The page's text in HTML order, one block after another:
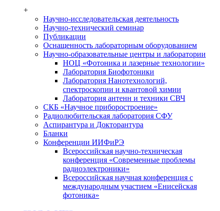
+
Научно-исследовательская деятельность
Научно-технический семинар
Публикации
Оснащенность лабораторным оборудованием
Научно-образовательные центры и лаборатории
НОЦ «Фотоника и лазерные технологии»
Лаборатория Биофотоники
Лаборатория Нанотехнологий,
спектроскопии и квантовой химии
Лаборатория антенн и техники СВЧ
СКБ «Научное приборостроение»
Радиолюбительская лаборатория СФУ
Аспирантура и Докторантура
Бланки
Конференции ИИФиРЭ
Всероссийская научно-техническая
конференция «Современные проблемы
радиоэлектроники»
Всероссийская научная конференция с
международным участием «Енисейская
фотоника»